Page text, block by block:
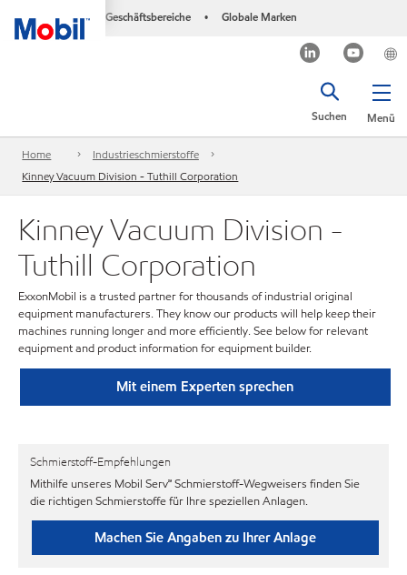
Geschäftsbereiche • Globale Marken
Menü
Suchen
Home
Industrieschmierstoffe
Kinney Vacuum Division - Tuthill Corporation
Kinney Vacuum Division -
Tuthill Corporation
ExxonMobil is a trusted partner for thousands of industrial original
equipment manufacturers. They know our products will help keep their
machines running longer and more efficiently. See below for relevant
equipment and product information for equipment builder.
Mit einem Experten sprechen
Schmierstoff-Empfehlungen
Mithilfe unseres Mobil Serv℠ Schmierstoff-Wegweisers finden Sie
die richtigen Schmierstoffe für Ihre speziellen Anlagen.
Machen Sie Angaben zu Ihrer Anlage